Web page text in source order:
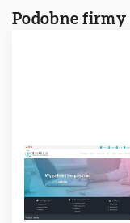
Podobne firmy